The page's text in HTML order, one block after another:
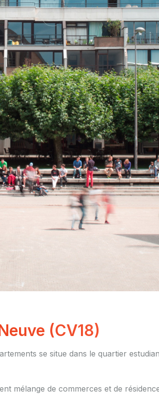
(CV18)
se situe dans le quartier
mélange de commerces et de